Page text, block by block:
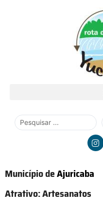
Município deAjuricaba
Atrativo:Artesanatos